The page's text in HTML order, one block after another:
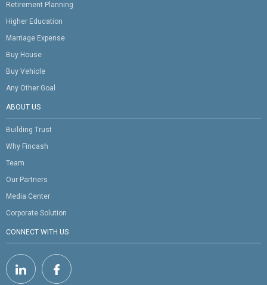
Retirement Planning
Higher Education
Marriage Expense
Buy House
Buy Vehicle
Any Other Goal
ABOUT US
Building Trust
Why Fincash
Team
Our Partners
Media Center
Corporate Solution
CONNECT WITH US